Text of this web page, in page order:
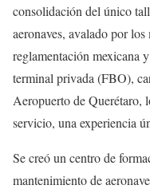
consolidación del único
aeronaves, avalado por los
reglamentación mexicana
terminal privada (FBO),
Aeropuerto de Querétaro,
servicio, una experiencia
Se creó un centro de
mantenimiento de